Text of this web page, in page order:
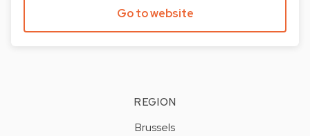
Go to website
REGION
Brussels